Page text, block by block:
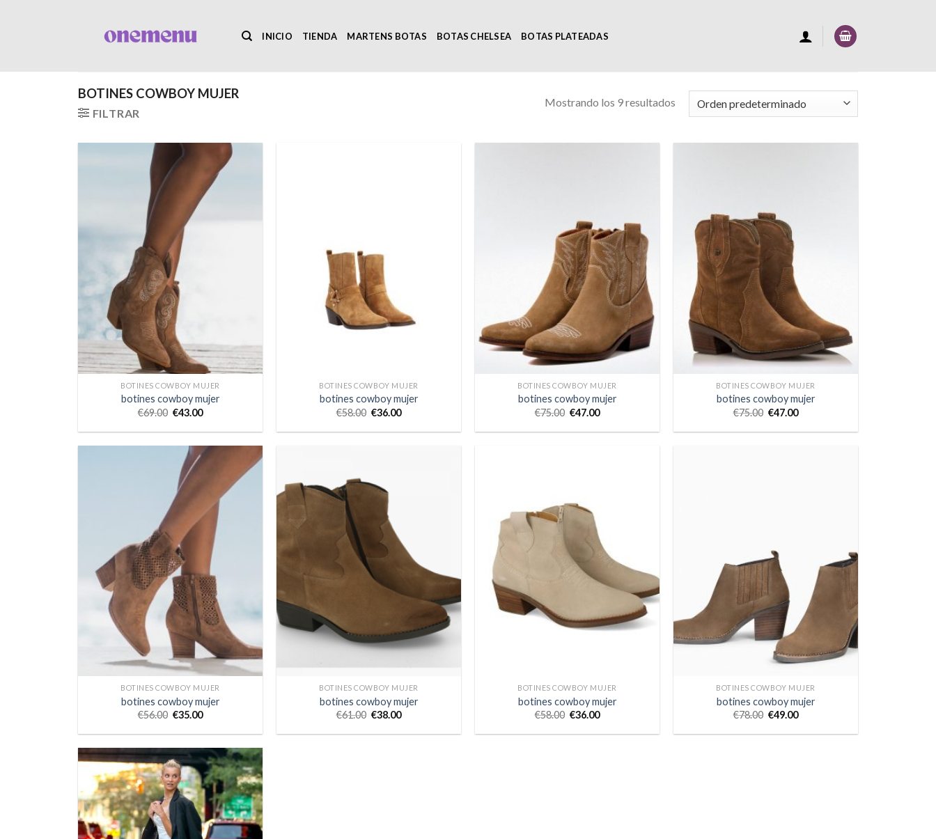
INICIO TIENDA MARTENS BOTAS BOTAS CHELSEA BOTAS PLATEADAS
BOTINES COWBOY MUJER
FILTRAR
Mostrando los 9 resultados
BOTINES COWBOY MUJER
botines cowboy mujer
€69.00 €43.00
BOTINES COWBOY MUJER
botines cowboy mujer
€58.00 €36.00
BOTINES COWBOY MUJER
botines cowboy mujer
€75.00 €47.00
BOTINES COWBOY MUJER
botines cowboy mujer
€75.00 €47.00
BOTINES COWBOY MUJER
botines cowboy mujer
€56.00 €35.00
BOTINES COWBOY MUJER
botines cowboy mujer
€61.00 €38.00
BOTINES COWBOY MUJER
botines cowboy mujer
€58.00 €36.00
BOTINES COWBOY MUJER
botines cowboy mujer
€78.00 €49.00